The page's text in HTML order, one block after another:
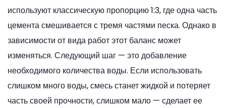
используют классическую пропорцию 1:3, где одна часть
цемента смешивается с тремя частями песка. Однако в
зависимости от вида работ этот баланс может
изменяться. Следующий шаг — это добавление
необходимого количества воды. Если использовать
слишком много воды, смесь станет жидкой и потеряет
часть своей прочности, слишком мало — сделает ее